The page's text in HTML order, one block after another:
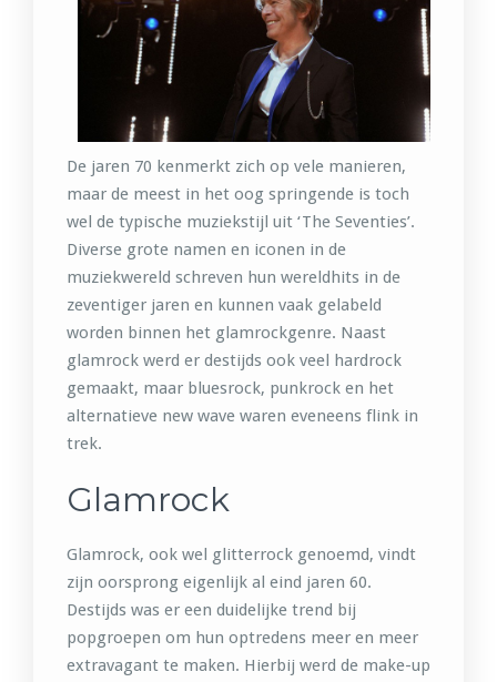
De jaren 70 kenmerkt zich op vele manieren,
maar de meest in het oog springende is toch
wel de typische muziekstijl uit ‘The Seventies’.
Diverse grote namen en iconen in de
muziekwereld schreven hun wereldhits in de
zeventiger jaren en kunnen vaak gelabeld
worden binnen het glamrockgenre. Naast
glamrock werd er destijds ook veel hardrock
gemaakt, maar bluesrock, punkrock en het
alternatieve new wave waren eveneens flink in
trek.
Glamrock
Glamrock, ook wel glitterrock genoemd, vindt
zijn oorsprong eigenlijk al eind jaren 60.
Destijds was er een duidelijke trend bij
popgroepen om hun optredens meer en meer
extravagant te maken. Hierbij werd de make-up